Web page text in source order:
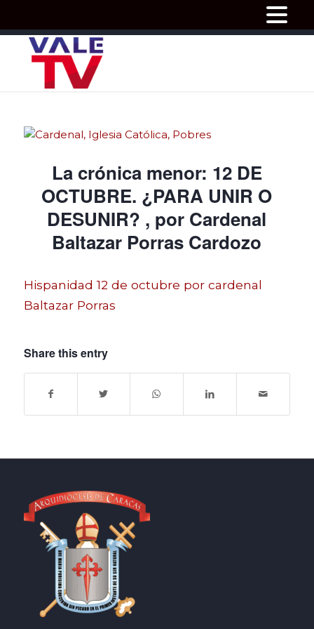
La crónica menor: 12 DE
OCTUBRE. ¿PARA UNIR O
DESUNIR? , por Cardenal
Baltazar Porras Cardozo
Hispanidad 12 de octubre por cardenal
Baltazar Porras
Share this entry